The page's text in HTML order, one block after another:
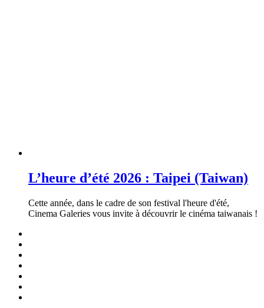
L’heure d’été 2026 : Taipei (Taiwan)
Cette année, dans le cadre de son festival l'heure d'été,
Cinema Galeries vous invite à découvrir le cinéma taiwanais !